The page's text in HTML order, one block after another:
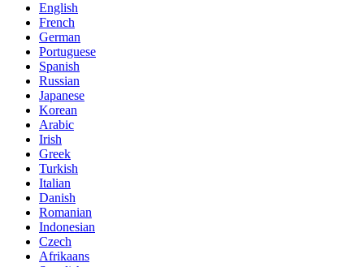
English
French
German
Portuguese
Spanish
Russian
Japanese
Korean
Arabic
Irish
Greek
Turkish
Italian
Danish
Romanian
Indonesian
Czech
Afrikaans